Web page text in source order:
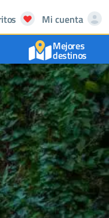
Mi cuenta
Mejores
destinos